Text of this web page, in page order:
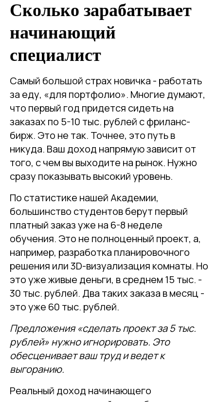
Сколько зарабатывает
начинающий
специалист
Самый большой страх новичка - работать
за еду, «для портфолио». Многие думают,
что первый год придется сидеть на
заказах по 5-10 тыс. рублей с фриланс-
бирж. Это не так. Точнее, это путь в
никуда. Ваш доход напрямую зависит от
того, с чем вы выходите на рынок. Нужно
сразу показывать высокий уровень.
По статистике нашей Академии,
большинство студентов берут первый
платный заказ уже на 6-8 неделе
обучения. Это не полноценный проект, а,
например, разработка планировочного
решения или 3D-визуализация комнаты. Но
это уже живые деньги, в среднем 15 тыс. -
30 тыс. рублей. Два таких заказа в месяц -
это уже 60 тыс. рублей.
Предложения «сделать проект за 5 тыс.
рублей» нужно игнорировать. Это
обесценивает ваш труд и ведет к
выгоранию.
Реальный доход начинающего